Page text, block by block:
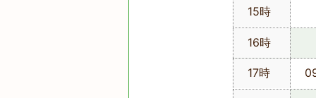
15時
16時
17時